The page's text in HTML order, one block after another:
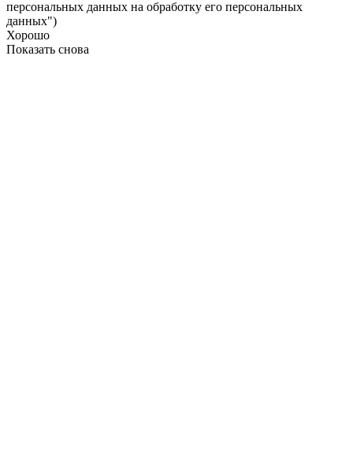
персональных данных на обработку его персональных
данных")
Хорошо
Показать снова